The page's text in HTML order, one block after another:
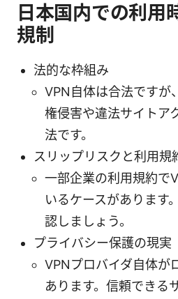
日本国内での利用
規制
法的な枠組み
VPN自体は合法ですが
権侵害や違法サイトア
法です。
スリップリスクと利用規
一部企業の利用規約で
いるケースがあります
認しましょう。
プライバシー保護の現実
VPNプロバイダ自体が
あります。信頼できる